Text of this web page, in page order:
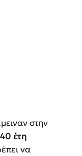
στην
40 έτη
να